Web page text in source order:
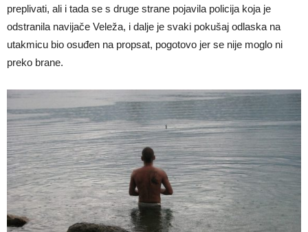
preplivati, ali i tada se s druge strane pojavila policija koja je
odstranila navijače Veleža, i dalje je svaki pokušaj odlaska na
utakmicu bio osuđen na propsat, pogotovo jer se nije moglo ni
preko brane.